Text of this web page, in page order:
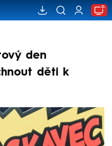
den
děti k